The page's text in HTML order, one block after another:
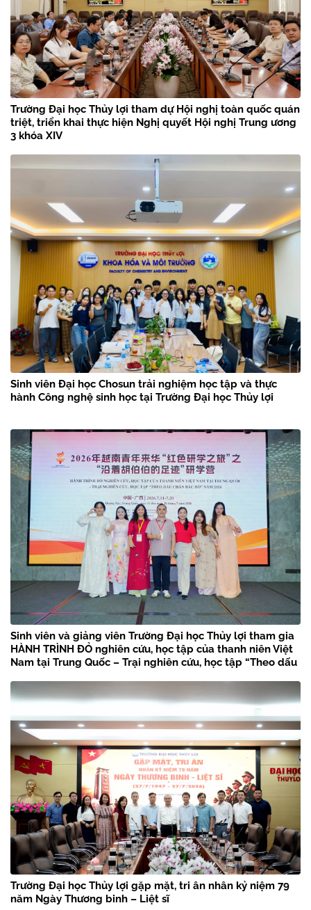
Trường Đại học Thủy lợi tham dự Hội nghị toàn quốc quán
triệt, triển khai thực hiện Nghị quyết Hội nghị Trung ương
3 khóa XIV
Sinh viên Đại học Chosun trải nghiệm học tập và thực
hành Công nghệ sinh học tại Trường Đại học Thủy lợi
Sinh viên và giảng viên Trường Đại học Thủy lợi tham gia
HÀNH TRÌNH ĐỎ nghiên cứu, học tập của thanh niên Việt
Nam tại Trung Quốc – Trại nghiên cứu, học tập “Theo dấu
Trường Đại học Thủy lợi gặp mặt, tri ân nhân kỷ niệm 79
năm Ngày Thương binh – Liệt sĩ